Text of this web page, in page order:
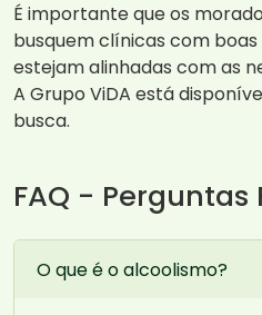
É importante que os
busquem clínicas com
estejam alinhadas com as
A Grupo ViDA está
busca.
FAQ - Perguntas
O que é o alcoolismo?